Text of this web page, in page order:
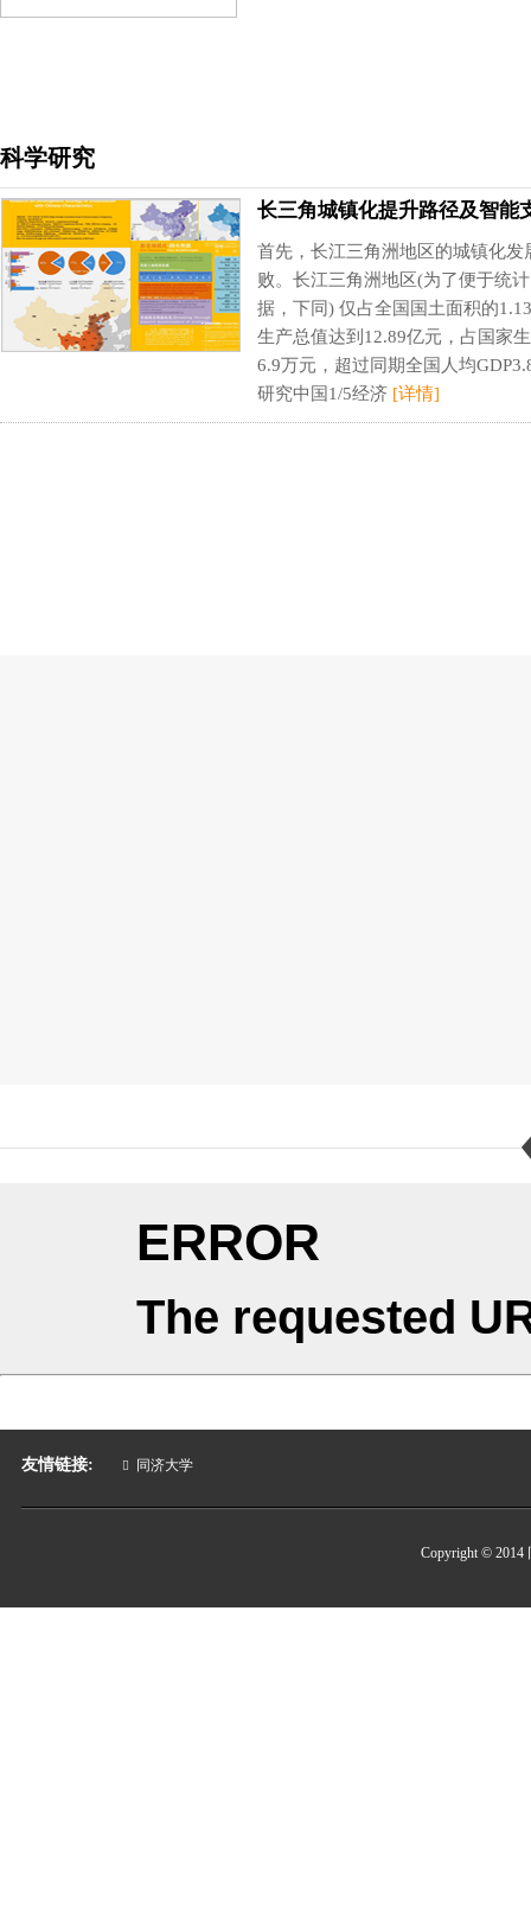
科学研究
长三角城镇化提升路径及智能
首先，长江三角洲地区的城镇化
败。长江三角洲地区(为了便于统
据，下同) 仅占全国国土面积的
生产总值达到12.89亿元，占国家
6.9万元，超过同期全国人均
研究中国1/5经济 [详情]
友情链接: 同济大学
Copyright ©